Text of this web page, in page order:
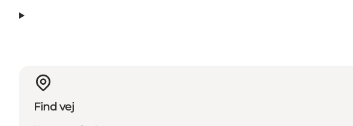
Find vej